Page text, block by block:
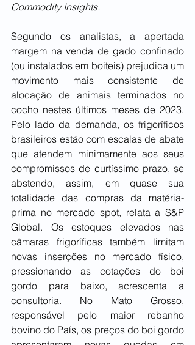
Commodity Insights.
Segundo os analistas, a apertada
margem na venda de gado confinado
(ou instalados em boiteis) prejudica um
movimento mais consistente de
alocação de animais terminados no
cocho nestes últimos meses de 2023.
Pelo lado da demanda, os frigoríficos
brasileiros estão com escalas de abate
que atendem minimamente aos seus
compromissos de curtíssimo prazo, se
abstendo, assim, em quase sua
totalidade das compras da matéria-
prima no mercado spot, relata a S&P
Global. Os estoques elevados nas
câmaras frigoríficas também limitam
novas inserções no mercado físico,
pressionando as cotações do boi
gordo para baixo, acrescenta a
consultoria. No Mato Grosso,
responsável pelo maior rebanho
bovino do País, os preços do boi gordo